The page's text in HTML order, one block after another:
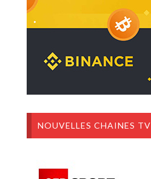
NOUVELLES CHAINES TV